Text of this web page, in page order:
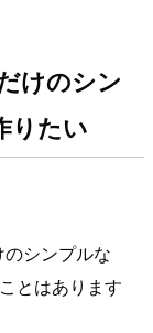
けのシン
りたい
シンプルな
とはあります